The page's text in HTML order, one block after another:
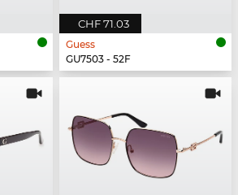
CHF 71.03
Guess
GU7503 - 52F